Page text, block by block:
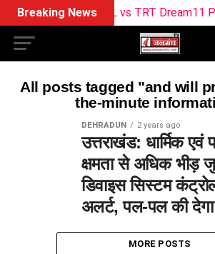
Breaking NewsML vs TRT Dream11
All posts tagged "and will
the-minute
DEHRADUN 2 years ago
उत्तराखंड: धार्मिक एवं
क्षमता से अधिक भीड़
डिवाइस सिस्टम
अलर्ट, पल-पल की देगा
MORE POSTS